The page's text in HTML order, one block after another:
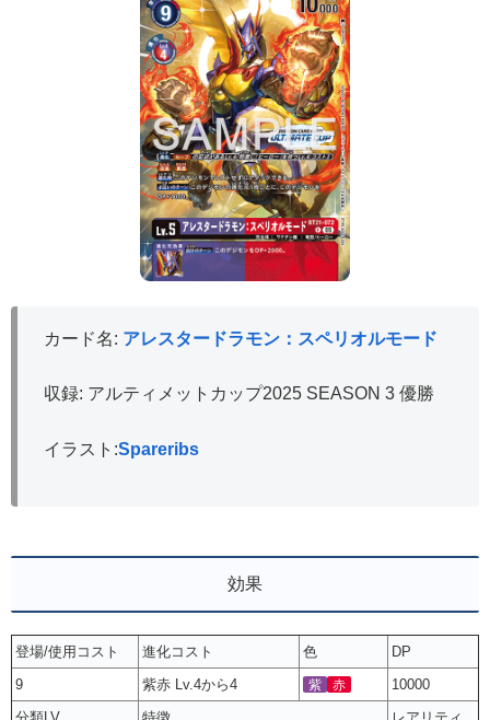
カード名: アレスタードラモン：スペリオルモード
収録: アルティメットカップ2025 SEASON 3 優勝
イラスト:Spareribs
効果
登場/使用コスト 進化コスト 色
DP
9
紫赤 Lv.4から4 紫 赤
10000